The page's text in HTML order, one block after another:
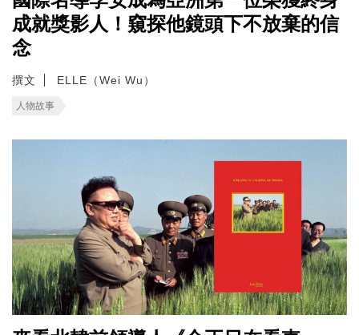
成就獎影人！窺探他鏡頭下不放棄的信
念
撰文 ELLE（Wei Wu）
人物故事